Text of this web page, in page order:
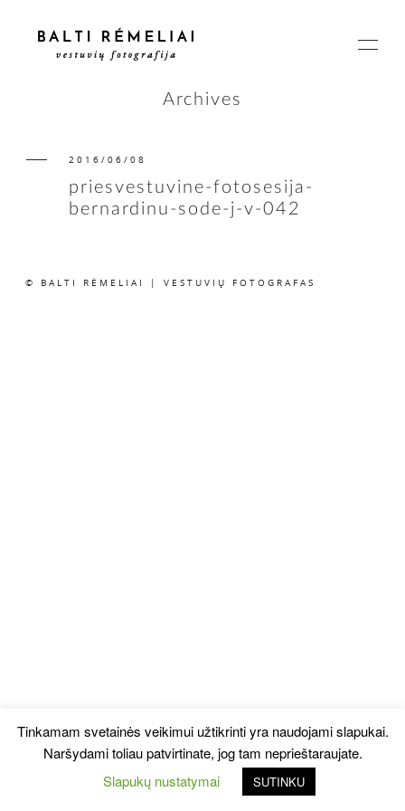
PAGRINDINIS
ISTORIJOS
Archives
2016/06/08
priesvestuvine-fotosesija-
bernardinu-sode-j-v-042
© BALTI RĖMELIAI | VESTUVIŲ FOTOGRAFAS
Tinkamam svetainės veikimui užtikrinti yra naudojami slapukai.
Naršydami toliau patvirtinate, jog tam neprieštaraujate.
Slapukų nustatymai
SUTINKU